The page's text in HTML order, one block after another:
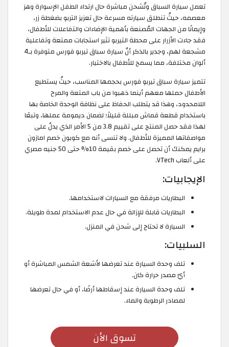
تعمل سيارة السباق وتُشحن مباشرة حال ارتداء الطفل الإسوارة وهز
معصمه، حيثُ تنطلق سيارته مسرعة حال تعزيز التربو بضغطة زر،
وإيمانًا من الجهات المُصنعة بأهمية الإضاءات والتفاعلات للأطفال،
فقد جاءت الأزرار على محطة التيربو تثير استجابات ممتعة وتفاعلية
مشجعة لهم، وجدير بالذكر أنّ سيارة سباق تيربو فورس متوفرة بـ4
ألوان مختلفة، مما يسمح للأطفال بالاختيار.
تتميز سيارة سباق تيربو فورس بحجمها المناسب، حيثُ يستطيع
الأطفال حملها معهم أينما ذهبوا من باب المتعة والمرح
اللامحدود، وهذا قد يتطلب الحفاظ على نظافة الوحدة الخاصة بها
باستخدام قطعة قماش مبللة قليلاً؛ لضمان ديمومة عملها، وتبعًا
لهذا فقد حصل المنتج على تقييم 3.8 من 5 الأمر الذي يدلّ على
مواصفاتها المميزة للأطفال. ولا تنسى أنه مع كوبون خصم امازون
برايم يمكنك أن تحصل على خصم بقيمة 10% حتى 50 جنيه مصري
على ألعاب VTech.
الإيجابيات:
البطاريات مرفقة مع السيارات لاستخدامها.
البطاريات قابلة للإزالة في حال عدم الاستخدام لمدة طويلة.
السيارة لا تحتاج إلى شحن في المنزل.
السلبيات:
تلف وحدة السيارة عند تعرضها لأشعة الشمس المباشرة أو
أيّ مصدر حرارة كان.
تلف وحدة السيارة عند إسقاطها أرضًا، أو في حال تعرضها
لمصادر الرطوبة والماء.
تسوق الأن